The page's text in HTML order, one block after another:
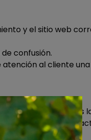
y el sitio web
confusión.
al cliente
vecinos a ambos
que ponerse en